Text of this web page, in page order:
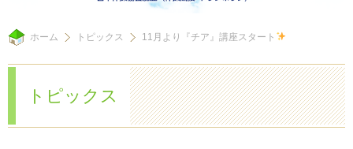
ホーム トピックス 11月より『チア』講座スタート
トピックス